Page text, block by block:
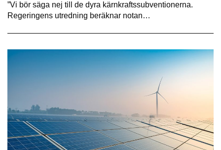
”Vi bör säga nej till de dyra kärnkraftssubventionerna.
Regeringens utredning beräknar notan…